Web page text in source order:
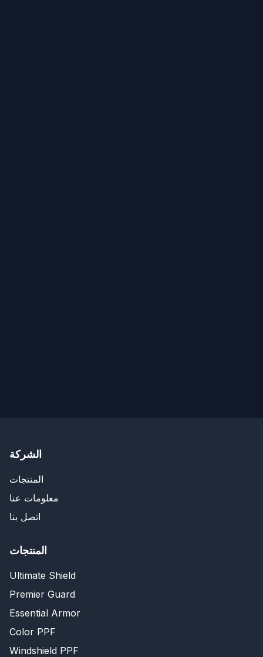
الشركة
المنتجات
معلومات عنا
اتصل بنا
المنتجات
Ultimate Shield
Premier Guard
Essential Armor
Color PPF
Windshield PPF